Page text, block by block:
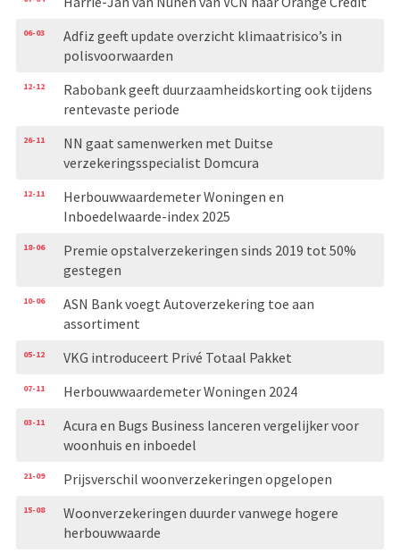
06-03
Adfiz geeft update overzicht klimaatrisico’s in
polisvoorwaarden
12-12
Rabobank geeft duurzaamheidskorting ook tijdens
rentevaste periode
26-11
NN gaat samenwerken met Duitse
verzekeringsspecialist Domcura
12-11
Herbouwwaardemeter Woningen en
Inboedelwaarde-index 2025
18-06
Premie opstalverzekeringen sinds 2019 tot 50%
gestegen
10-06
ASN Bank voegt Autoverzekering toe aan
assortiment
05-12 VKG introduceert Privé Totaal Pakket
07-11 Herbouwwaardemeter Woningen 2024
03-11
Acura en Bugs Business lanceren vergelijker voor
woonhuis en inboedel
21-09 Prijsverschil woonverzekeringen opgelopen
15-08
Woonverzekeringen duurder vanwege hogere
herbouwwaarde